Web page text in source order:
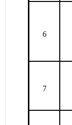
6
7